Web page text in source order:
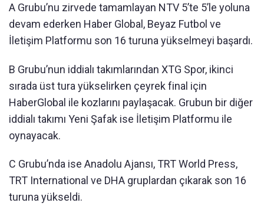
A Grubu’nu zirvede tamamlayan NTV 5’te 5’le yoluna
devam ederken Haber Global, Beyaz Futbol ve
İletişim Platformu son 16 turuna yükselmeyi başardı.
B Grubu’nun iddialı takımlarından XTG Spor, ikinci
sırada üst tura yükselirken çeyrek final için
HaberGlobal ile kozlarını paylaşacak. Grubun bir diğer
iddialı takımı Yeni Şafak ise İletişim Platformu ile
oynayacak.
C Grubu’nda ise Anadolu Ajansı, TRT World Press,
TRT International ve DHA gruplardan çıkarak son 16
turuna yükseldi.